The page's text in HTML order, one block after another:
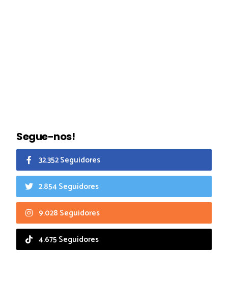
Segue-nos!
32.352 Seguidores
2.854 Seguidores
9.028 Seguidores
4.675 Seguidores